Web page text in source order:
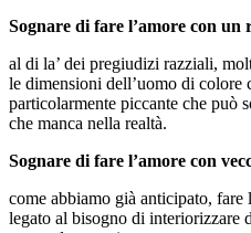
Sognare di fare l’amore con un
al di la’ dei pregiudizi razziali,
le dimensioni dell’uomo di colore
particolarmente piccante che può
che manca nella realtà.
Sognare di fare l’amore con
come abbiamo già anticipato, fare
legato al bisogno di interiorizzare